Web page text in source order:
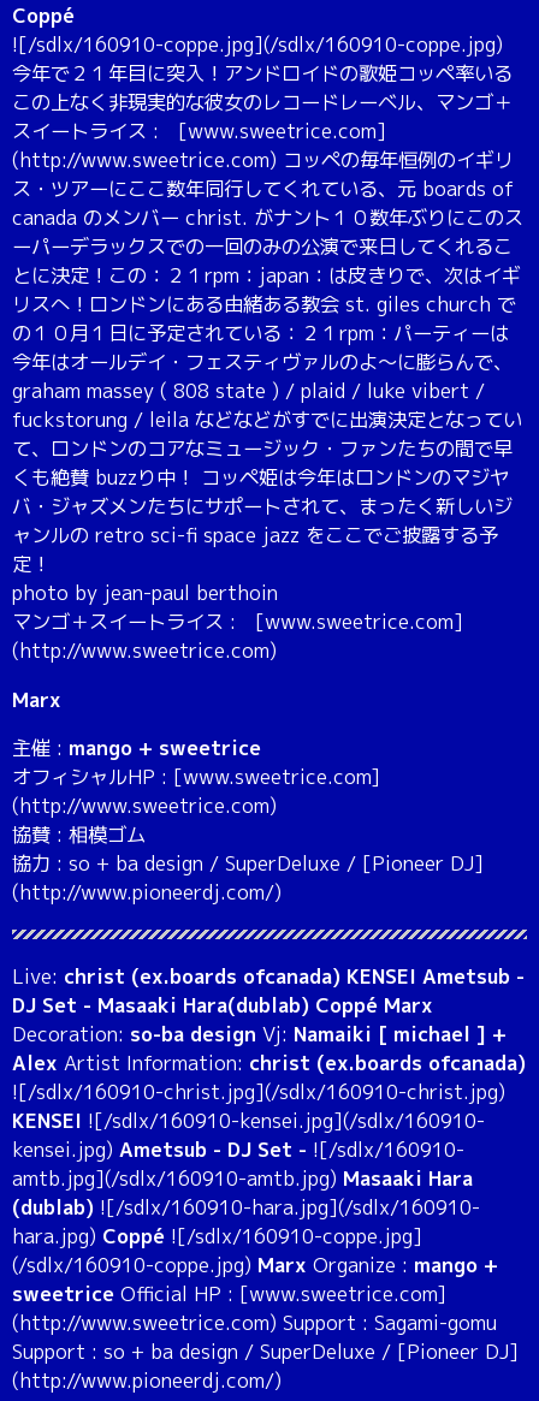
Coppé
![/sdlx/160910-coppe.jpg](/sdlx/160910-coppe.jpg)
今年で２１年目に突入！アンドロイドの歌姫コッペ率いる
この上なく非現実的な彼女のレコードレーベル、マンゴ＋
スイートライス : [www.sweetrice.com]
(http://www.sweetrice.com) コッペの毎年恒例のイギリ
ス・ツアーにここ数年同行してくれている、元 boards of
canada のメンバー christ. がナント１０数年ぶりにこのス
ーパーデラックスでの一回のみの公演で来日してくれるこ
とに決定！この：２１rpm：japan：は皮きりで、次はイギ
リスへ！ロンドンにある由緒ある教会 st. giles church で
の１０月１日に予定されている：２１rpm：パーティーは
今年はオールデイ・フェスティヴァルのよ～に膨らんで、
graham massey ( 808 state ) / plaid / luke vibert /
fuckstorung / leila などなどがすでに出演決定となってい
て、ロンドンのコアなミュージック・ファンたちの間で早
くも絶賛 buzzり中！ コッペ姫は今年はロンドンのマジヤ
バ・ジャズメンたちにサポートされて、まったく新しいジ
ャンルの retro sci-fi space jazz をここでご披露する予
定！
photo by jean-paul berthoin
マンゴ＋スイートライス : [www.sweetrice.com]
(http://www.sweetrice.com)
Marx
主催 : mango + sweetrice
オフィシャルHP : [www.sweetrice.com]
(http://www.sweetrice.com)
協賛 : 相模ゴム
協力 : so + ba design / SuperDeluxe / [Pioneer DJ]
(http://www.pioneerdj.com/)
Live: christ (ex.boards ofcanada) KENSEI Ametsub -
DJ Set - Masaaki Hara(dublab) Coppé Marx
Decoration: so-ba design Vj: Namaiki [ michael ] +
Alex Artist Information: christ (ex.boards ofcanada)
![/sdlx/160910-christ.jpg](/sdlx/160910-christ.jpg)
KENSEI ![/sdlx/160910-kensei.jpg](/sdlx/160910-
kensei.jpg) Ametsub - DJ Set - ![/sdlx/160910-
amtb.jpg](/sdlx/160910-amtb.jpg) Masaaki Hara
(dublab) ![/sdlx/160910-hara.jpg](/sdlx/160910-
hara.jpg) Coppé![/sdlx/160910-coppe.jpg]
(/sdlx/160910-coppe.jpg) Marx Organize : mango +
sweetriceOfficial HP : [www.sweetrice.com]
(http://www.sweetrice.com) Support : Sagami-gomu
Support : so + ba design / SuperDeluxe / [Pioneer DJ]
(http://www.pioneerdj.com/)